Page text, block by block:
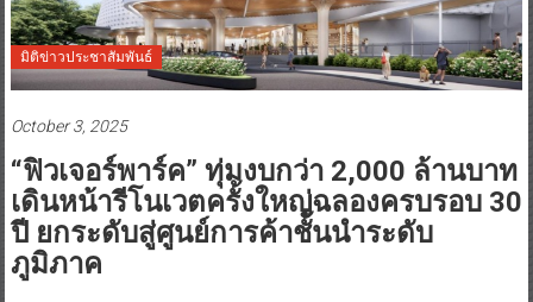
มิติข่าวประชาสัมพันธ์
October 3, 2025
“ฟิวเจอร์พาร์ค” ทุ่มงบกว่า 2,000 ล้านบาท
เดินหน้ารีโนเวตครั้งใหญ่ฉลองครบรอบ 30
ปี ยกระดับสู่ศูนย์การค้าชั้นนำระดับ
ภูมิภาค